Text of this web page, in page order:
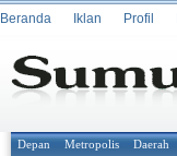
Beranda Iklan Profil
Depan Metropolis Daerah